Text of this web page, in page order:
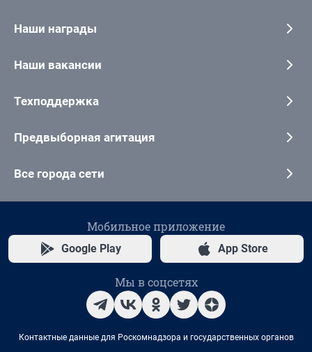
Наши награды
Наши вакансии
Техподдержка
Предвыборная агитация
Все города сети
Мобильное приложение
Google Play App Store
Мы в соцсетях
Контактные данные для Роскомнадзора и государственных органов